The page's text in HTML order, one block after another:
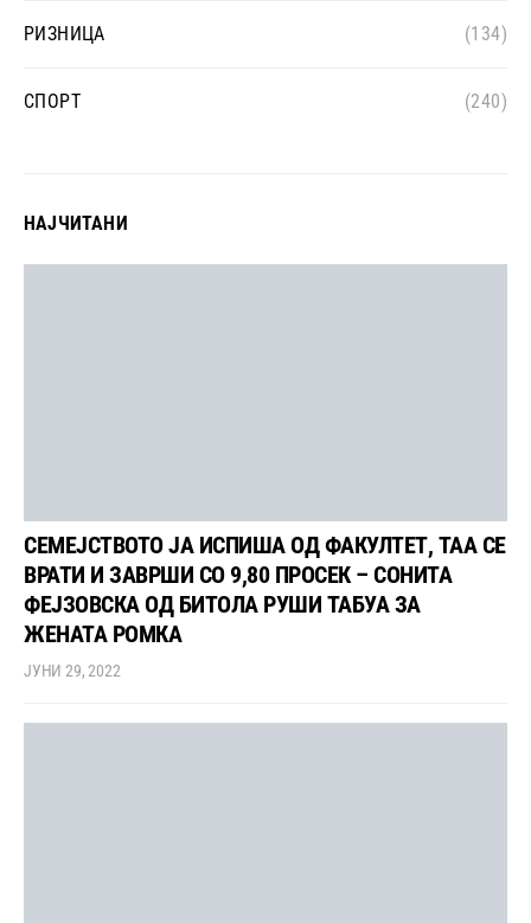
РИЗНИЦА (134)
СПОРТ (240)
НАЈЧИТАНИ
СЕМЕЈСТВОТО ЈА ИСПИША ОД ФАКУЛТЕТ, ТАА СЕ
ВРАТИ И ЗАВРШИ СО 9,80 ПРОСЕК – СОНИТА
ФЕЈЗОВСКА ОД БИТОЛА РУШИ ТАБУА ЗА
ЖЕНАТА РОМКА
ЈУНИ 29, 2022